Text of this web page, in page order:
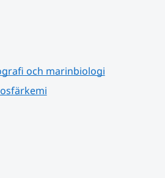
webbplats.
och marinbiologi
webbplats.